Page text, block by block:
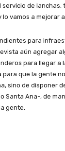
de lanchas,
vamos a mejorar
para
aún agregar
para llegar a
que la gente
sino de disponer
Santa Ana-, de
gente.